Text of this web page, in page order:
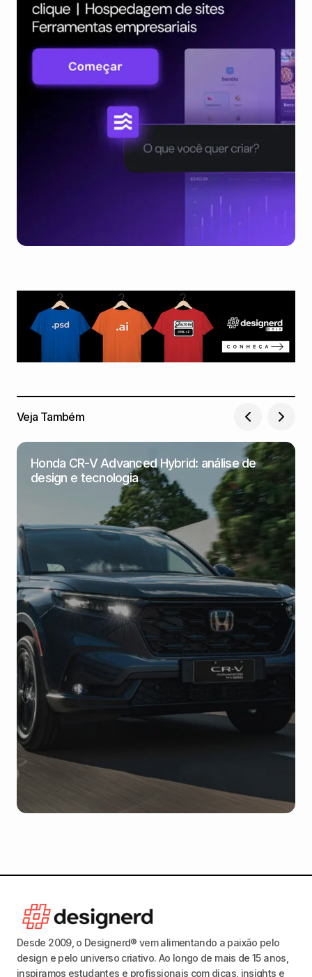
Veja Também
Honda CR-V Advanced Hybrid: análise de
design e tecnologia
Desde 2009, o Designerd® vem alimentando a paixão pelo
design e pelo universo criativo. Ao longo de mais de 15 anos,
inspiramos estudantes e profissionais com dicas, insights e